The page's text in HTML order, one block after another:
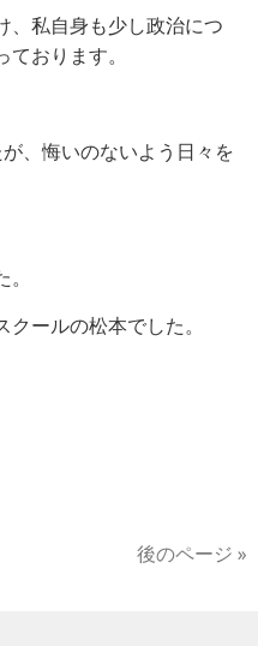
、私自身も少し政治につ
おります。
、悔いのないよう日々を
ールの松本でした。
後のページ »